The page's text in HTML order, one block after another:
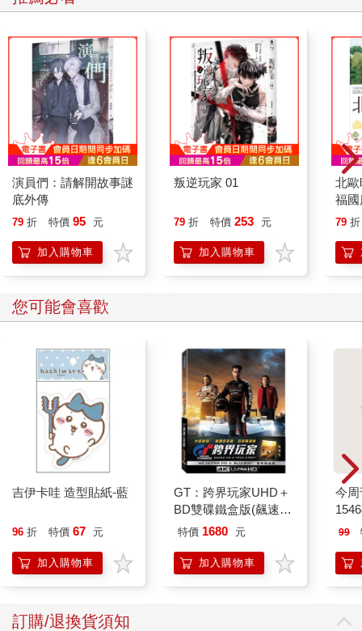
演員們：請解開故事謎
底外傳
79 折 特價 95 元
加入購物車
叛逆玩家 01
79 折 特價 253 元
加入購物車
北
福
79 折
您可能會喜歡
吉伊卡哇 造型貼紙-藍
96 折 特價 67 元
加入購物車
GT：跨界玩家UHD＋
BD雙碟鐵盒版(飆速
金)
特價 1680 元
加入購物車
今周
99
訂購/退換貨須知